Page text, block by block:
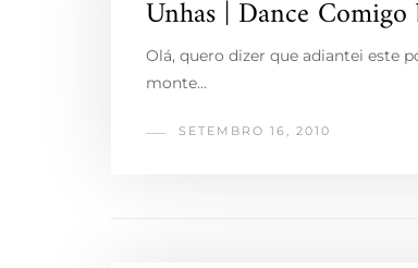
Unhas | Dance
Olá, quero dizer que adiantei este
monte…
SETEMBRO 16, 2010